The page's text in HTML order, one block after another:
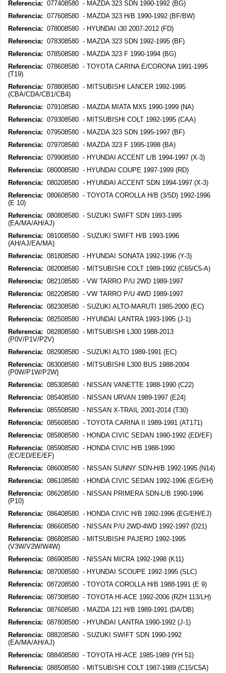
Referencia: 077408580 - MAZDA 323 SDN 1990-1992 (BG)
Referencia: 077608580 - MAZDA 323 H/B 1990-1992 (BF/BW)
Referencia: 078008580 - HYUNDAI i30 2007-2012 (FD)
Referencia: 078308580 - MAZDA 323 SDN 1992-1995 (BF)
Referencia: 078508580 - MAZDA 323 F 1990-1994 (BG)
Referencia: 078608580 - TOYOTA CARINA E/CORONA 1991-1995
(T19)
Referencia: 078808580 - MITSUBISHI LANCER 1992-1995
(CBA/CDA/CB1/CB4)
Referencia: 079108580 - MAZDA MIATA MX5 1990-1999 (NA)
Referencia: 079308580 - MITSUBISHI COLT 1992-1995 (CAA)
Referencia: 079508580 - MAZDA 323 SDN 1995-1997 (BF)
Referencia: 079708580 - MAZDA 323 F 1995-1998 (BA)
Referencia: 079908580 - HYUNDAI ACCENT L/B 1994-1997 (X-3)
Referencia: 080008580 - HYUNDAI COUPE 1997-1999 (RD)
Referencia: 080208580 - HYUNDAI ACCENT SDN 1994-1997 (X-3)
Referencia: 080608580 - TOYOTA COROLLA H/B (3/5D) 1992-1996
(E 10)
Referencia: 080808580 - SUZUKI SWIFT SDN 1993-1995
(EA/MA/AH/AJ)
Referencia: 081008580 - SUZUKI SWIFT H/B 1993-1996
(AH/AJ/EA/MA)
Referencia: 081808580 - HYUNDAI SONATA 1992-1996 (Y-3)
Referencia: 082008580 - MITSUBISHI COLT 1989-1992 (C65/C5-A)
Referencia: 082108580 - VW TARRO P/U 2WD 1989-1997
Referencia: 082208580 - VW TARRO P/U 4WD 1989-1997
Referencia: 082308580 - SUZUKI ALTO-MARUTI 1985-2000 (EC)
Referencia: 082508580 - HYUNDAI LANTRA 1993-1995 (J-1)
Referencia: 082808580 - MITSUBISHI L300 1988-2013
(P0V/P1V/P2V)
Referencia: 082908580 - SUZUKI ALTO 1989-1991 (EC)
Referencia: 083008580 - MITSUBISHI L300 BUS 1988-2004
(P0W/P1W/P2W)
Referencia: 085308580 - NISSAN VANETTE 1988-1990 (C22)
Referencia: 085408580 - NISSAN URVAN 1989-1997 (E24)
Referencia: 085508580 - NISSAN X-TRAIL 2001-2014 (T30)
Referencia: 085608580 - TOYOTA CARINA II 1989-1991 (AT171)
Referencia: 085808580 - HONDA CIVIC SEDAN 1990-1992 (ED/EF)
Referencia: 085908580 - HONDA CIVIC H/B 1988-1990
(EC/ED/EE/EF)
Referencia: 086008580 - NISSAN SUNNY SDN-H/B 1992-1995 (N14)
Referencia: 086108580 - HONDA CIVIC SEDAN 1992-1996 (EG/EH)
Referencia: 086208580 - NISSAN PRIMERA SDN-L/B 1990-1996
(P10)
Referencia: 086408580 - HONDA CIVIC H/B 1992-1996 (EG/EH/EJ)
Referencia: 086608580 - NISSAN P/U 2WD-4WD 1992-1997 (D21)
Referencia: 086808580 - MITSUBISHI PAJERO 1992-1995
(V3W/V2W/W4W)
Referencia: 086908580 - NISSAN MICRA 1992-1998 (K11)
Referencia: 087008580 - HYUNDAI SCOUPE 1992-1995 (SLC)
Referencia: 087208580 - TOYOTA COROLLA H/B 1988-1991 (E 9)
Referencia: 087308580 - TOYOTA HI-ACE 1992-2006 (RZH 113/LH)
Referencia: 087608580 - MAZDA 121 H/B 1989-1991 (DA/DB)
Referencia: 087808580 - HYUNDAI LANTRA 1990-1992 (J-1)
Referencia: 088208580 - SUZUKI SWIFT SDN 1990-1992
(EA/MA/AH/AJ)
Referencia: 088408580 - TOYOTA HI-ACE 1985-1989 (YH 51)
Referencia: 088508580 - MITSUBISHI COLT 1987-1989 (C15/C5A)